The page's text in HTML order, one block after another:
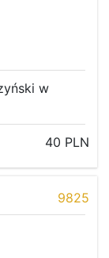
w
40 PLN
9825